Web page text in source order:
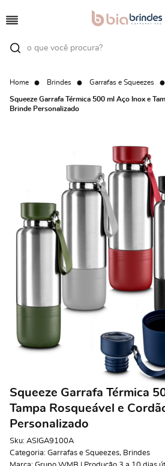
Home Brindes Garrafas e Squeezes
Squeeze Garrafa Térmica 500 ml Aço Inox e
Brinde Personalizado
Squeeze Garrafa Térmica
Tampa Rosqueável e
Personalizado
Sku: ASIGA9100A
Categoria: Garrafas e Squeezes, Brindes